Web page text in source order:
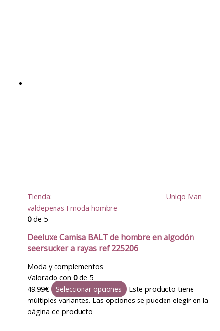
Tienda:
Uniqo Man
valdepeñas I moda hombre
0de 5
Deeluxe Camisa BALT de hombre en algodón
seersucker a rayas ref 225206
Moda y complementos
Valorado con 0de 5
49.99€ Seleccionar opciones
Este producto tiene
múltiples variantes. Las opciones se pueden elegir en la
página de producto